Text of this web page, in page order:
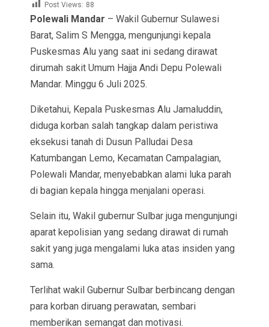
Post Views: 88
Polewali Mandar – Wakil Gubernur Sulawesi
Barat, Salim S Mengga, mengunjungi kepala
Puskesmas Alu yang saat ini sedang dirawat
dirumah sakit Umum Hajja Andi Depu Polewali
Mandar. Minggu 6 Juli 2025.
Diketahui, Kepala Puskesmas Alu Jamaluddin,
diduga korban salah tangkap dalam peristiwa
eksekusi tanah di Dusun Palludai Desa
Katumbangan Lemo, Kecamatan Campalagian,
Polewali Mandar, menyebabkan alami luka parah
di bagian kepala hingga menjalani operasi.
Selain itu, Wakil gubernur Sulbar juga mengunjungi
aparat kepolisian yang sedang dirawat di rumah
sakit yang juga mengalami luka atas insiden yang
sama.
Terlihat wakil Gubernur Sulbar berbincang dengan
para korban diruang perawatan, sembari
memberikan semangat dan motivasi.